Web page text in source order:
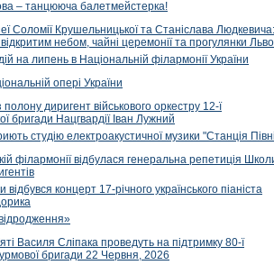
– танцююча балетмейстерка!
Соломії Крушельницької та Станіслава Людкевича:
небом, чайні церемонії та прогулянки
на липень в Національній філармонії України
опері України
диригент військового оркестру 12-ї
бригади Нацгвардії Іван Лужний
студію електроакустичної музики "Станція
філармонії відбулася генеральна репетиція
концерт 17-річного українського піаніста
Василя Сліпака проведуть на підтримку 80-ї
бригади 22 Червня, 2026